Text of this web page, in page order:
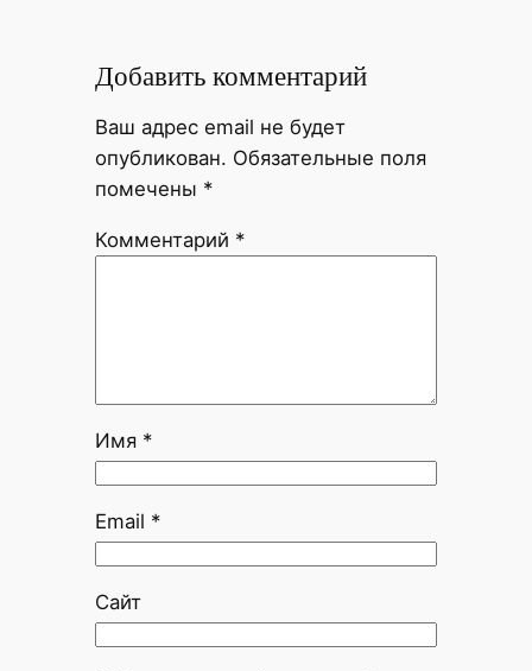
Добавить комментарий
Ваш адрес email не будет
опубликован. Обязательные поля
помечены *
Комментарий *
Имя *
Email *
Сайт